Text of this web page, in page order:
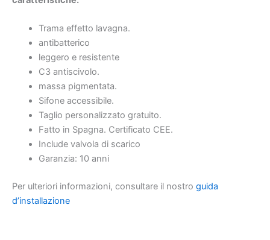
Trama effetto lavagna.
antibatterico
leggero e resistente
C3 antiscivolo.
massa pigmentata.
Sifone accessibile.
Taglio personalizzato gratuito.
Fatto in Spagna. Certificato CEE.
Include valvola di scarico
Garanzia: 10 anni
Per ulteriori informazioni, consultare il nostro guida
d’installazione